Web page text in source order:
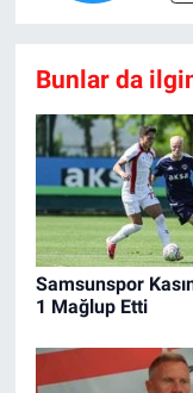
Bunlar da
Samsunspor
1 Mağlup Etti